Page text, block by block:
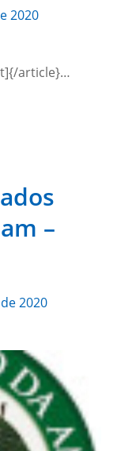
2020
article}…
–
2020